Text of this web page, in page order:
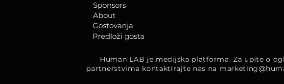
Sponsors
About
Gostovanja
Predloži gosta
Human LAB je medijska platforma. Za upite o
partnerstvima kontaktirajte nas na